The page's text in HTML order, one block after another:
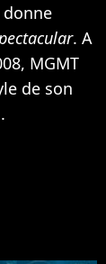
. A
MGMT
de son